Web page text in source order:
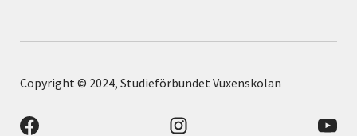
Copyright © 2024, Studieförbundet Vuxenskolan